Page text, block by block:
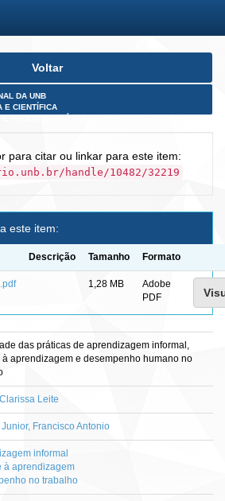
Voltar
DA UNB
E CIENTÍFICA
para citar ou linkar para este item:
handle/10482/32219
este item:
Descrição Tamanho Formato
1,28 MB
Adobe
PDF
das práticas de aprendizagem informal,
à aprendizagem e desempenho humano no
Leite
Francisco Antonio
informal
à aprendizagem
no trabalho